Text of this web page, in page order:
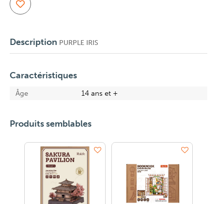
Description PURPLE IRIS
Caractéristiques
Âge 14 ans et +
Produits semblables